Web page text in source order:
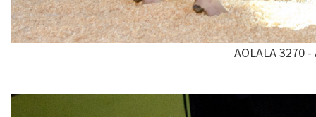
AOLALA 3270 -